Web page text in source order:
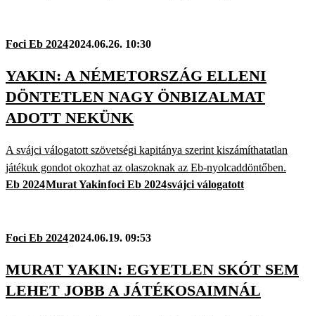
Foci Eb 20242024.06.26. 10:30
YAKIN: A NÉMETORSZÁG ELLENI
DÖNTETLEN NAGY ÖNBIZALMAT
ADOTT NEKÜNK
A svájci válogatott szövetségi kapitánya szerint kiszámíthatatlan
játékuk gondot okozhat az olaszoknak az Eb-nyolcaddöntőben.
Eb 2024Murat Yakinfoci Eb 2024svájci válogatott
Foci Eb 20242024.06.19. 09:53
MURAT YAKIN: EGYETLEN SKÓT SEM
LEHET JOBB A JÁTÉKOSAIMNÁL